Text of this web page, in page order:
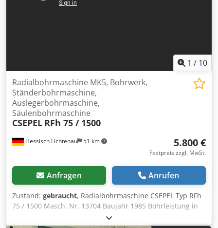
Kühlaggregat, Sicherheitslichtschranke
1 / 10
Hessisch Lichtenau 51 km
Radialbohrmaschine MK5, Bohrwerk,
Ständerbohrmaschine,
Auslegerbohrmaschine,
Säulenbohrmaschine
CSEPEL RFh 75 / 1500
5.800 €
Festpreis zzgl. MwSt.
Anfragen Anrufen
Zustand: gebraucht, Radialbohrmaschine CSEPEL Typ RFh
75 / 1500 Masch. Nr. 13704 Baujahr 1985 Bohrleistung in
Stahl Ø 75 mm Bohrleistung in Guss Ø 90 mm